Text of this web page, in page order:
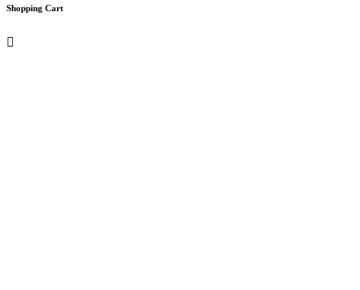
Shopping Cart